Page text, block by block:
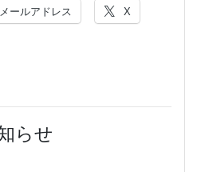
メールアドレス X
らせ